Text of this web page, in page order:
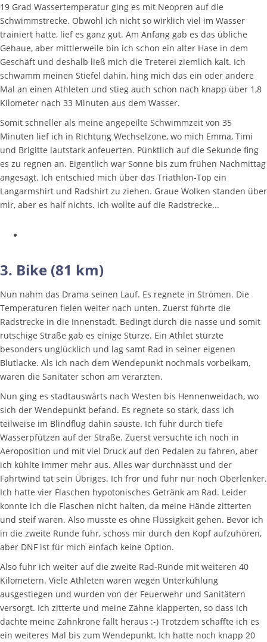
19 Grad Wassertemperatur ging es mit Neopren auf die
Schwimmstrecke. Obwohl ich nicht so wirklich viel im Wasser
trainiert hatte, lief es ganz gut. Am Anfang gab es das übliche
Gehaue, aber mittlerweile bin ich schon ein alter Hase in dem
Geschäft und deshalb ließ mich die Treterei ziemlich kalt. Ich
schwamm meinen Stiefel dahin, hing mich das ein oder andere
Mal an einen Athleten und stieg auch schon nach knapp über 1,8
Kilometer nach 33 Minuten aus dem Wasser.
Somit schneller als meine angepeilte Schwimmzeit von 35
Minuten lief ich in Richtung Wechselzone, wo mich Emma, Timi
und Brigitte lautstark anfeuerten. Pünktlich auf die Sekunde fing
es zu regnen an. Eigentlich war Sonne bis zum frühen Nachmittag
angesagt. Ich entschied mich über das Triathlon-Top ein
Langarmshirt und Radshirt zu ziehen. Graue Wolken standen über
mir, aber es half nichts. Ich wollte auf die Radstrecke...
3. Bike (81 km)
Nun nahm das Drama seinen Lauf. Es regnete in Strömen. Die
Temperaturen fielen weiter nach unten. Zuerst führte die
Radstrecke in die Innenstadt. Bedingt durch die nasse und somit
rutschige Straße gab es einige Stürze. Ein Athlet stürzte
besonders unglücklich und lag samt Rad in seiner eigenen
Blutlacke. Als ich nach dem Wendepunkt nochmals vorbeikam,
waren die Sanitäter schon am verarzten.
Nun ging es stadtauswärts nach Westen bis Hennenweidach, wo
sich der Wendepunkt befand. Es regnete so stark, dass ich
teilweise im Blindflug dahin sauste. Ich fuhr durch tiefe
Wasserpfützen auf der Straße. Zuerst versuchte ich noch in
Aeroposition und mit viel Druck auf den Pedalen zu fahren, aber
ich kühlte immer mehr aus. Alles war durchnässt und der
Fahrtwind tat sein Übriges. Ich fror und fuhr nur noch Oberlenker.
Ich hatte vier Flaschen hypotonisches Getränk am Rad. Leider
konnte ich die Flaschen nicht halten, da meine Hände zitterten
und steif waren. Also musste es ohne Flüssigkeit gehen. Bevor ich
in die zweite Runde fuhr, schoss mir durch den Kopf aufzuhören,
aber DNF ist für mich einfach keine Option.
Also fuhr ich weiter auf die zweite Rad-Runde mit weiteren 40
Kilometern. Viele Athleten waren wegen Unterkühlung
ausgestiegen und wurden von der Feuerwehr und Sanitätern
versorgt. Ich zitterte und meine Zähne klapperten, so dass ich
dachte meine Zahnkrone fällt heraus :-) Trotzdem schaffte ich es
ein weiteres Mal bis zum Wendepunkt. Ich hatte noch knapp 20